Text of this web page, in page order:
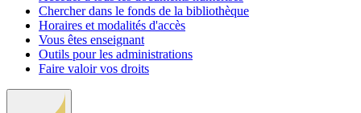
Chercher dans le fonds de la bibliothèque
Horaires et modalités d'accès
Vous êtes enseignant
Outils pour les administrations
Faire valoir vos droits